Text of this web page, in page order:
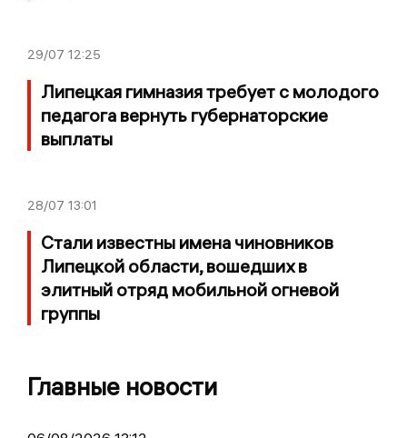
29/07 12:25
Липецкая гимназия требует с молодого
педагога вернуть губернаторские
выплаты
28/07 13:01
Стали известны имена чиновников
Липецкой области, вошедших в
элитный отряд мобильной огневой
группы
Главные новости